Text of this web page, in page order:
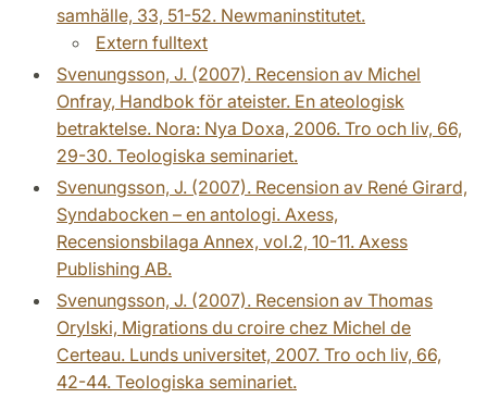
samhälle, 33, 51-52. Newmaninstitutet.
Extern fulltext
Svenungsson, J. (2007). Recension av Michel
Onfray, Handbok för ateister. En ateologisk
betraktelse. Nora: Nya Doxa, 2006. Tro och liv, 66,
29-30. Teologiska seminariet.
Svenungsson, J. (2007). Recension av René Girard,
Syndabocken – en antologi. Axess,
Recensionsbilaga Annex, vol.2, 10-11. Axess
Publishing AB.
Svenungsson, J. (2007). Recension av Thomas
Orylski, Migrations du croire chez Michel de
Certeau. Lunds universitet, 2007. Tro och liv, 66,
42-44. Teologiska seminariet.